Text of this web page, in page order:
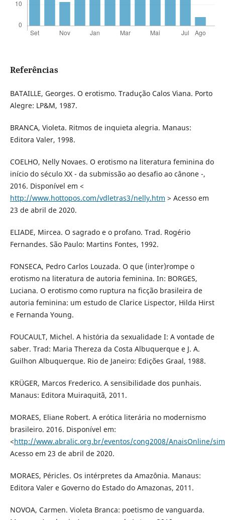
Referências
BATAILLE, Georges. O erotismo. Tradução Calos Viana. Porto
Alegre: LP&M, 1987.
BRANCA, Violeta. Ritmos de inquieta alegria. Manaus:
Editora Valer, 1998.
COELHO, Nelly Novaes. O erotismo na literatura feminina do
início do século XX - da submissão ao desafio ao cânone -,
2016. Disponível em <
http://www.hottopos.com/vdletras3/nelly.htm > Acesso em
23 de abril de 2020.
ELIADE, Mircea. O sagrado e o profano. Trad. Rogério
Fernandes. São Paulo: Martins Fontes, 1992.
FONSECA, Pedro Carlos Louzada. O que (inter)rompe o
erotismo na literatura de autoria feminina. In: BORGES,
Luciana. O erotismo como ruptura na ficção brasileira de
autoria feminina: um estudo de Clarice Lispector, Hilda Hirst
e Fernanda Young.
FOUCAULT, Michel. A história da sexualidade I: A vontade de
saber. Trad: Maria Thereza da Costa Albuquerque e J. A.
Guilhon Albuquerque. Rio de Janeiro: Edições Graal, 1988.
KRÜGER, Marcos Frederico. A sensibilidade dos punhais.
Manaus: Editora Muiraquitã, 2011.
MORAES, Eliane Robert. A erótica literária no modernismo
brasileiro. 2016. Disponível em:
<http://www.abralic.org.br/eventos/cong2008/AnaisOnline/
Acesso em 23 de abril de 2020.
MORAES, Péricles. Os intérpretes da Amazônia. Manaus:
Editora Valer e Governo do Estado do Amazonas, 2011.
NOVOA, Carmen. Violeta Branca: poetismo de vanguarda.